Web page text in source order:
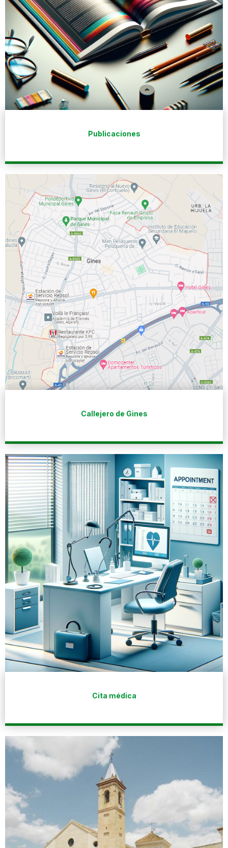
Publicaciones
Callejero de Gines
Cita médica